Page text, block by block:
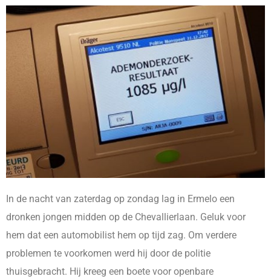
In de nacht van zaterdag op zondag lag in Ermelo een
dronken jongen midden op de Chevallierlaan. Geluk voor
hem dat een automobilist hem op tijd zag. Om verdere
problemen te voorkomen werd hij door de politie
thuisgebracht. Hij kreeg een boete voor openbare